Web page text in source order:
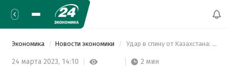
Экономика Новости экономики Удар в спину от Казахстана: как Россия лишится возможности обходить санкции
24 марта 2023, 14:10 2 мин